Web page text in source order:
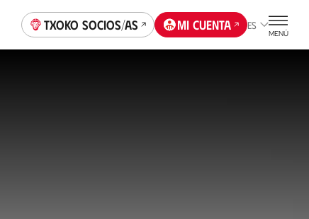
Txoko socios/as Mi cuenta ES
MENÚ